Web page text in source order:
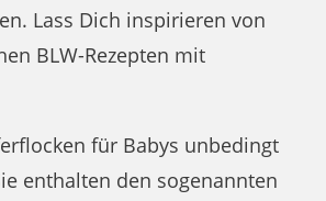
Lass Dich inspirieren von
BLW-Rezepten mit
für Babys unbedingt
enthalten den sogenannten